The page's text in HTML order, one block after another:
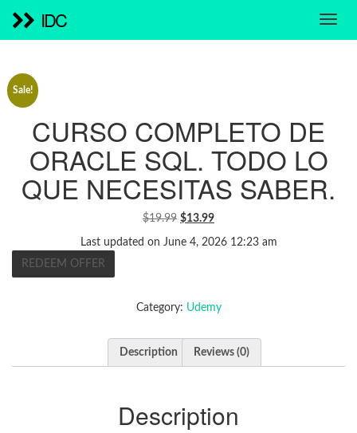
IDC
Sale!
CURSO COMPLETO DE
ORACLE SQL. TODO LO
QUE NECESITAS SABER.
$19.99 ORIGINAL
WAS:
$13.99CURRENT
Last updated on June 4, 2026 12:23 am
REDEEM OFFER
Category: Udemy
Description Reviews (0)
Description